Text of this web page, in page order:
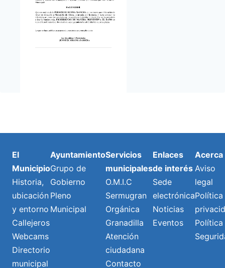
El
Municipio
Historia,
ubicación
y entorno
Callejeros
Webcams
Directorio
municipal
Ayuntamiento
Grupo de
Gobierno
Pleno
Municipal
Servicios
municipales
O.M.I.C
Sermugran
Orgánica
Granadilla
Atención
ciudadana
Contacto
Enlaces
de interés
Sede
electrónica
Noticias
Eventos
Acerca
Aviso
legal
Política
Política